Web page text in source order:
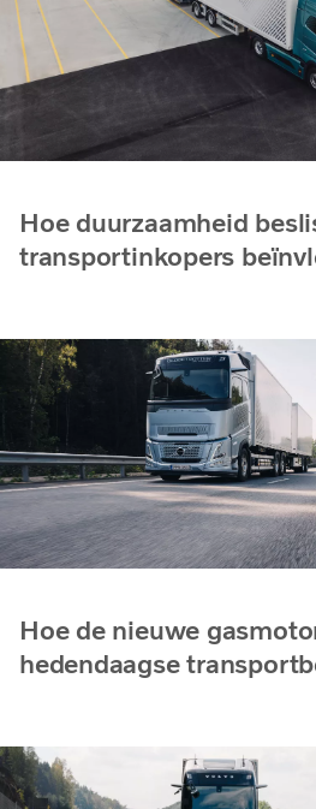
Hoe duurzaamheid
transportinkopers
Hoe de nieuwe
hedendaagse